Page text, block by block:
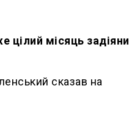
цілий місяць
сказав на